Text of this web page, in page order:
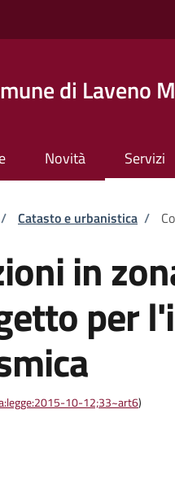
di Laveno
Novità Servizi
pane
/ Catasto e urbanistica /
in
per
10-12;33~art6)